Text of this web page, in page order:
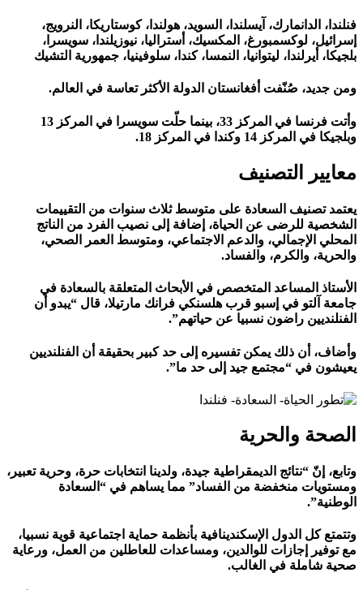
فنلندا، الدانمارك، آيسلندا، السويد، هولندا، كوستاريكا، النرويج،
إسرائيل، لوكسمبورغ، المكسيك، أستراليا، نيوزيلندا، سويسرا،
بلجيكا، أيرلندا، ليتوانيا، النمسا، كندا، سلوفينيا، جمهورية التشيك
ومن جديد، صُنّفت أفغانستان الدولة الأكثر تعاسة في العالم.
وأتت فرنسا في المركز 33، بينما حلّت سويسرا في المركز 13
وبلجيكا في المركز 14 وكندا في المركز 18.
معايير التصنيف
يعتمد تصنيف السعادة على متوسط ثلاث سنوات من التقييمات
الشخصية للرضى عن الحياة، إضافة إلى نصيب الفرد من الناتج
المحلي الإجمالي، والدعم الاجتماعي، ومتوسط العمر الصحي،
والحرية، والكرم، والفساد.
الأستاذ المساعد المتخصص في الأبحاث المتعلقة بالسعادة في
جامعة آلتو في إسبو قرب هلسنكي فرانك مارتيلا، قال “يبدو أن
الفنلنديين راضون نسبيا عن حياتهم”.
وأضاف، أن ذلك يمكن تفسيره إلى حد كبير بحقيقة أن الفنلنديين
يعيشون في “مجتمع جيد إلى حد ما”.
الصحة والحرية
وتابع، إنّ “نتائج الديمقراطية جيدة، ولدينا انتخابات حرة، وحرية تعبير،
ومستويات منخفضة من الفساد” مما يساهم في “السعادة
الوطنية”.
وتتمتع كل الدول الإسكندينافية بأنظمة حماية اجتماعية قوية نسبيا،
مع توفير إجازات للوالدين، ومساعدات للعاطلين من العمل، ورعاية
صحية شاملة في الغالب.